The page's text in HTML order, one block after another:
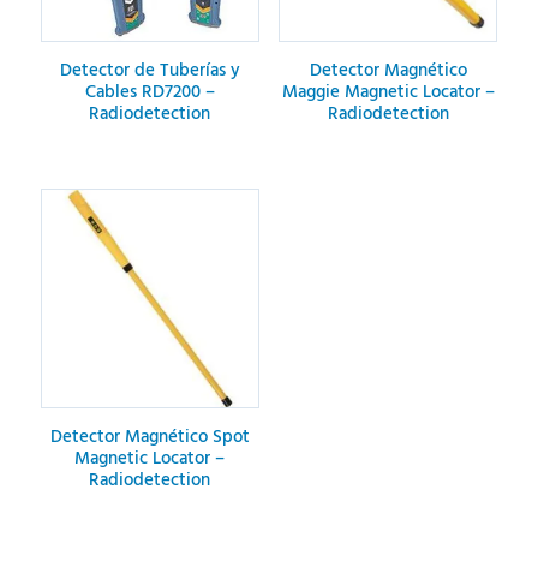
Detector de Tuberías y
Cables RD7200 –
Radiodetection
Detector Magnético
Maggie Magnetic Locator –
Radiodetection
Detector Magnético Spot
Magnetic Locator –
Radiodetection